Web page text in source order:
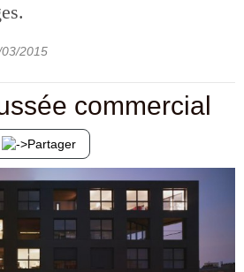
2015
commercial
Partager